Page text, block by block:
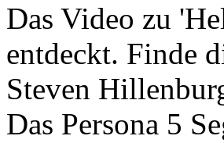
Das Video zu
entdeckt. Finde
Steven
Das Persona 5